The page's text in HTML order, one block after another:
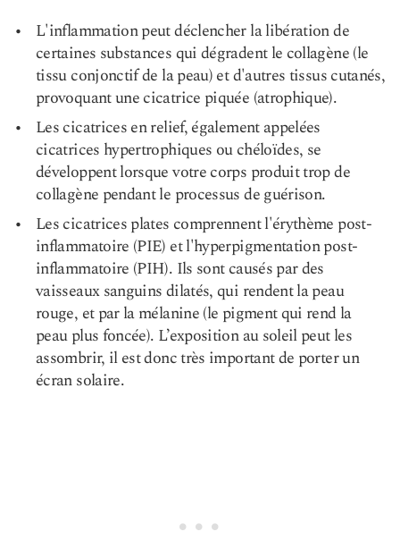
L'inflammation peut déclencher la libération de
certaines substances qui dégradent le collagène (le
tissu conjonctif de la peau) et d'autres tissus cutanés,
provoquant une cicatrice piquée (atrophique).
Les cicatrices en relief, également appelées
cicatrices hypertrophiques ou chéloïdes, se
développent lorsque votre corps produit trop de
collagène pendant le processus de guérison.
Les cicatrices plates comprennent l'érythème post-
inflammatoire (PIE) et l'hyperpigmentation post-
inflammatoire (PIH). Ils sont causés par des
vaisseaux sanguins dilatés, qui rendent la peau
rouge, et par la mélanine (le pigment qui rend la
peau plus foncée). L’exposition au soleil peut les
assombrir, il est donc très important de porter un
écran solaire.